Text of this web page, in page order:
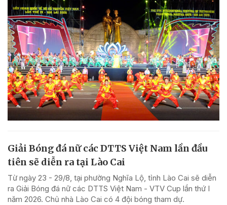
Giải Bóng đá nữ các DTTS Việt Nam lần đầu
tiên sẽ diễn ra tại Lào Cai
Từ ngày 23 - 29/8, tại phường Nghĩa Lộ, tỉnh Lào Cai sẽ diễn
ra Giải Bóng đá nữ các DTTS Việt Nam - VTV Cup lần thứ I
năm 2026. Chủ nhà Lào Cai có 4 đội bóng tham dự.